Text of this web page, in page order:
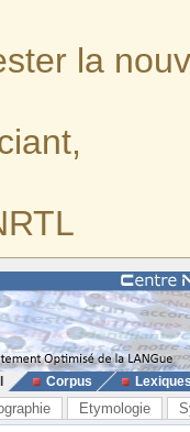
la
Corpus
Etymologie